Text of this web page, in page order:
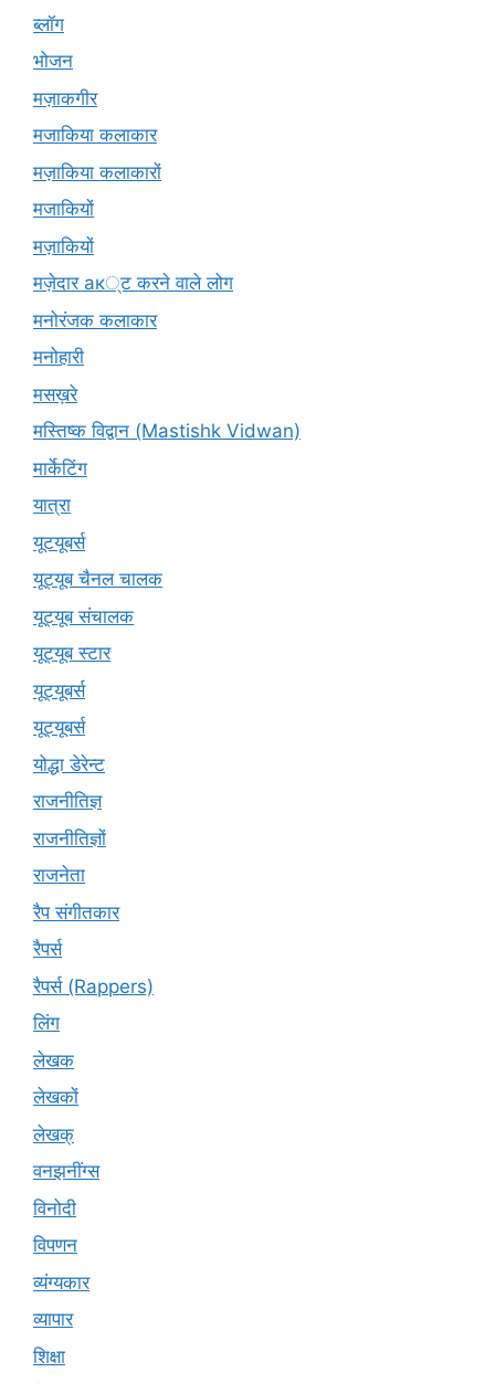
ब्लॉग
भोजन
मज़ाकगीर
मजाकिया कलाकार
मज़ाकिया कलाकारों
मजाकियों
मज़ाकियों
मज़ेदार ак्ट करने वाले लोग
मनोरंजक कलाकार
मनोहारी
मसख़रे
मस्तिष्क विद्वान (Mastishk Vidwan)
मार्केटिंग
यात्रा
यूटयूबर्स
यूट्यूब चैनल चालक
यूट्यूब संचालक
यूट्यूब स्टार
यूट्‍यूबर्स
यूट्यूबर्स
योद्धा डेरेन्ट
राजनीतिज्ञ
राजनीतिज्ञों
राजनेता
रैप संगीतकार
रैपर्स
रैपर्स (Rappers)
लिंग
लेखक
लेखकों
लेखक्
वनझनींग्स
विनोदी
विपणन
व्यंग्यकार
व्यापार
शिक्षा